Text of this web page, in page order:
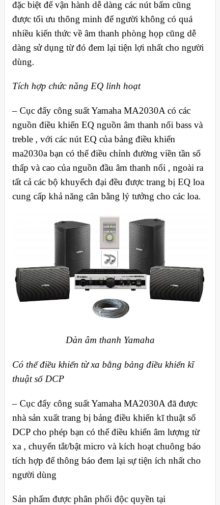
đặc biệt để vận hành dễ dàng các nút bấm cũng
được tối ưu thông minh để người không có quá
nhiều kiến thức về âm thanh phòng họp cũng dễ
dàng sử dụng từ đó đem lại tiện lợi nhất cho người
dùng.
Tích hợp chức năng EQ linh hoạt
– Cục đẩy công suất Yamaha MA2030A có các
nguồn điều khiển EQ nguồn âm thanh nổi bass và
treble , với các nút EQ của bảng điều khiển
ma2030a bạn có thể điều chỉnh đường viền tần số
thấp và cao của nguồn đầu âm thanh nổi , ngoài ra
tất cả các bộ khuyếch đại đều được trang bị EQ loa
cung cấp khả năng cân bằng lý tưởng cho các loa.
Dàn âm thanh Yamaha
Có thể điều khiển từ xa bằng bảng điều khiển kĩ
thuật số DCP
– Cục đẩy công suất Yamaha MA2030A đã được
nhà sản xuất trang bị bảng điều khiển kĩ thuật số
DCP cho phép bạn có thể điều khiển âm lượng từ
xa , chuyển tắt/bật micro và kích hoạt chuông báo
tích hợp để thông báo đem lại sự tiện ích nhất cho
người dùng
Sản phẩm được phân phối độc quyền tại